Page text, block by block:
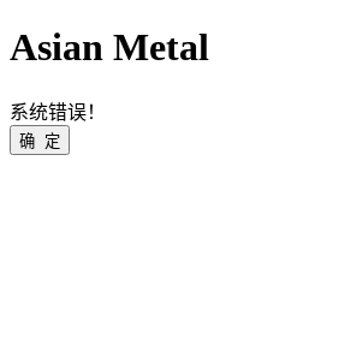
Asian Metal
系统错误！